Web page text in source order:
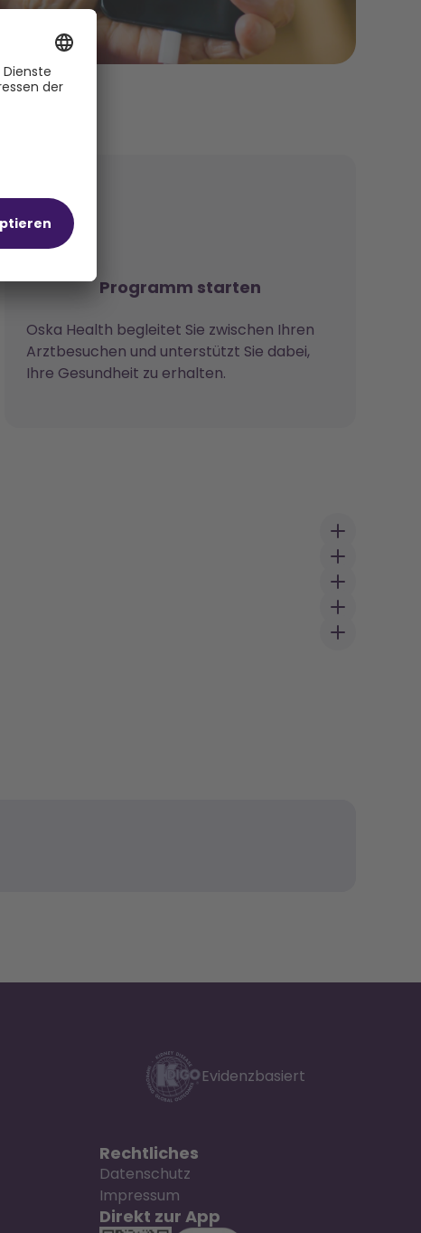
Programm starten
Oska Health begleitet Sie zwischen Ihren
Arztbesuchen und unterstützt Sie dabei,
Ihre Gesundheit zu erhalten.
Evidenzbasiert
Rechtliches
Datenschutz
Impressum
Direkt zur App